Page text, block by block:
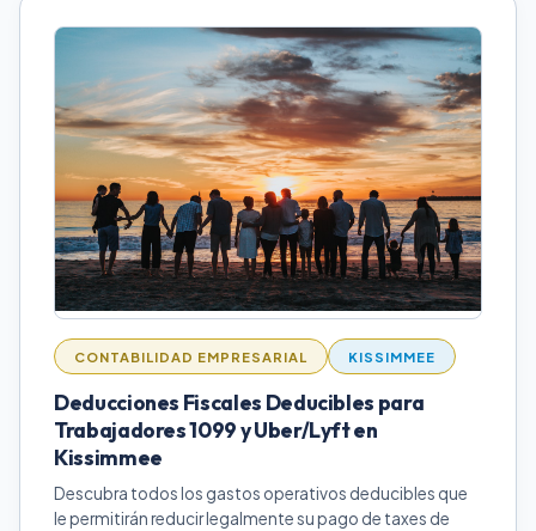
CONTABILIDAD EMPRESARIAL KISSIMMEE
Deducciones Fiscales Deducibles para
Trabajadores 1099 y Uber/Lyft en
Kissimmee
Descubra todos los gastos operativos deducibles que
le permitirán reducir legalmente su pago de taxes de